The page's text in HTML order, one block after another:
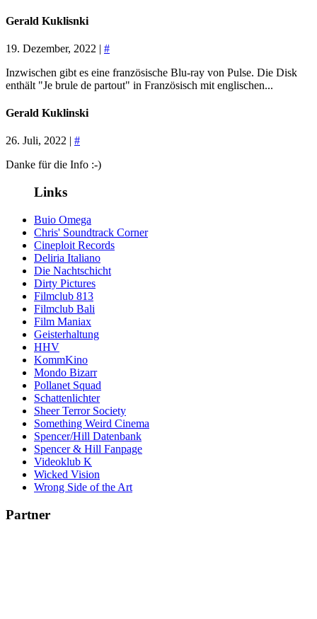
Gerald Kuklisnki
19. Dezember, 2022 | #
Inzwischen gibt es eine französische Blu-ray von Pulse. Die Disk
enthält "Je brule de partout" in Französisch mit englischen...
Gerald Kuklinski
26. Juli, 2022 | #
Danke für die Info :-)
Links
Buio Omega
Chris' Soundtrack Corner
Cineploit Records
Deliria Italiano
Die Nachtschicht
Dirty Pictures
Filmclub 813
Filmclub Bali
Film Maniax
Geisterhaltung
HHV
KommKino
Mondo Bizarr
Pollanet Squad
Schattenlichter
Sheer Terror Society
Something Weird Cinema
Spencer/Hill Datenbank
Spencer & Hill Fanpage
Videoklub K
Wicked Vision
Wrong Side of the Art
Partner